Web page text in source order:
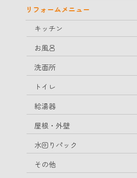
リフォームメニュー
キッチン
お風呂
洗面所
トイレ
給湯器
屋根・外壁
水回りパック
その他